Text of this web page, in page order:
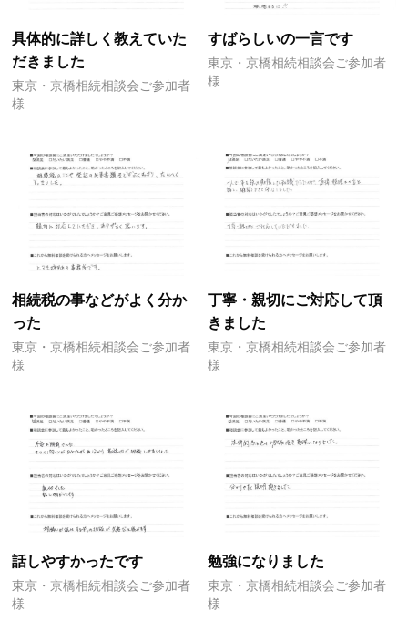
具体的に詳しく教えていた
だきました
東京・京橋相続相談会ご参加者
様
すばらしいの一言です
東京・京橋相続相談会ご参加者
様
相続税の事などがよく分か
った
東京・京橋相続相談会ご参加者
様
丁寧・親切にご対応して頂
きました
東京・京橋相続相談会ご参加者
様
話しやすかったです
東京・京橋相続相談会ご参加者
様
勉強になりました
東京・京橋相続相談会ご参加者
様